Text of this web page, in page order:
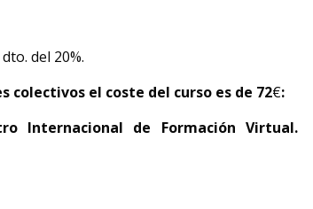
del 20%.
colectivos el coste del curso es de 72€:
Internacional de Formación Virtual.